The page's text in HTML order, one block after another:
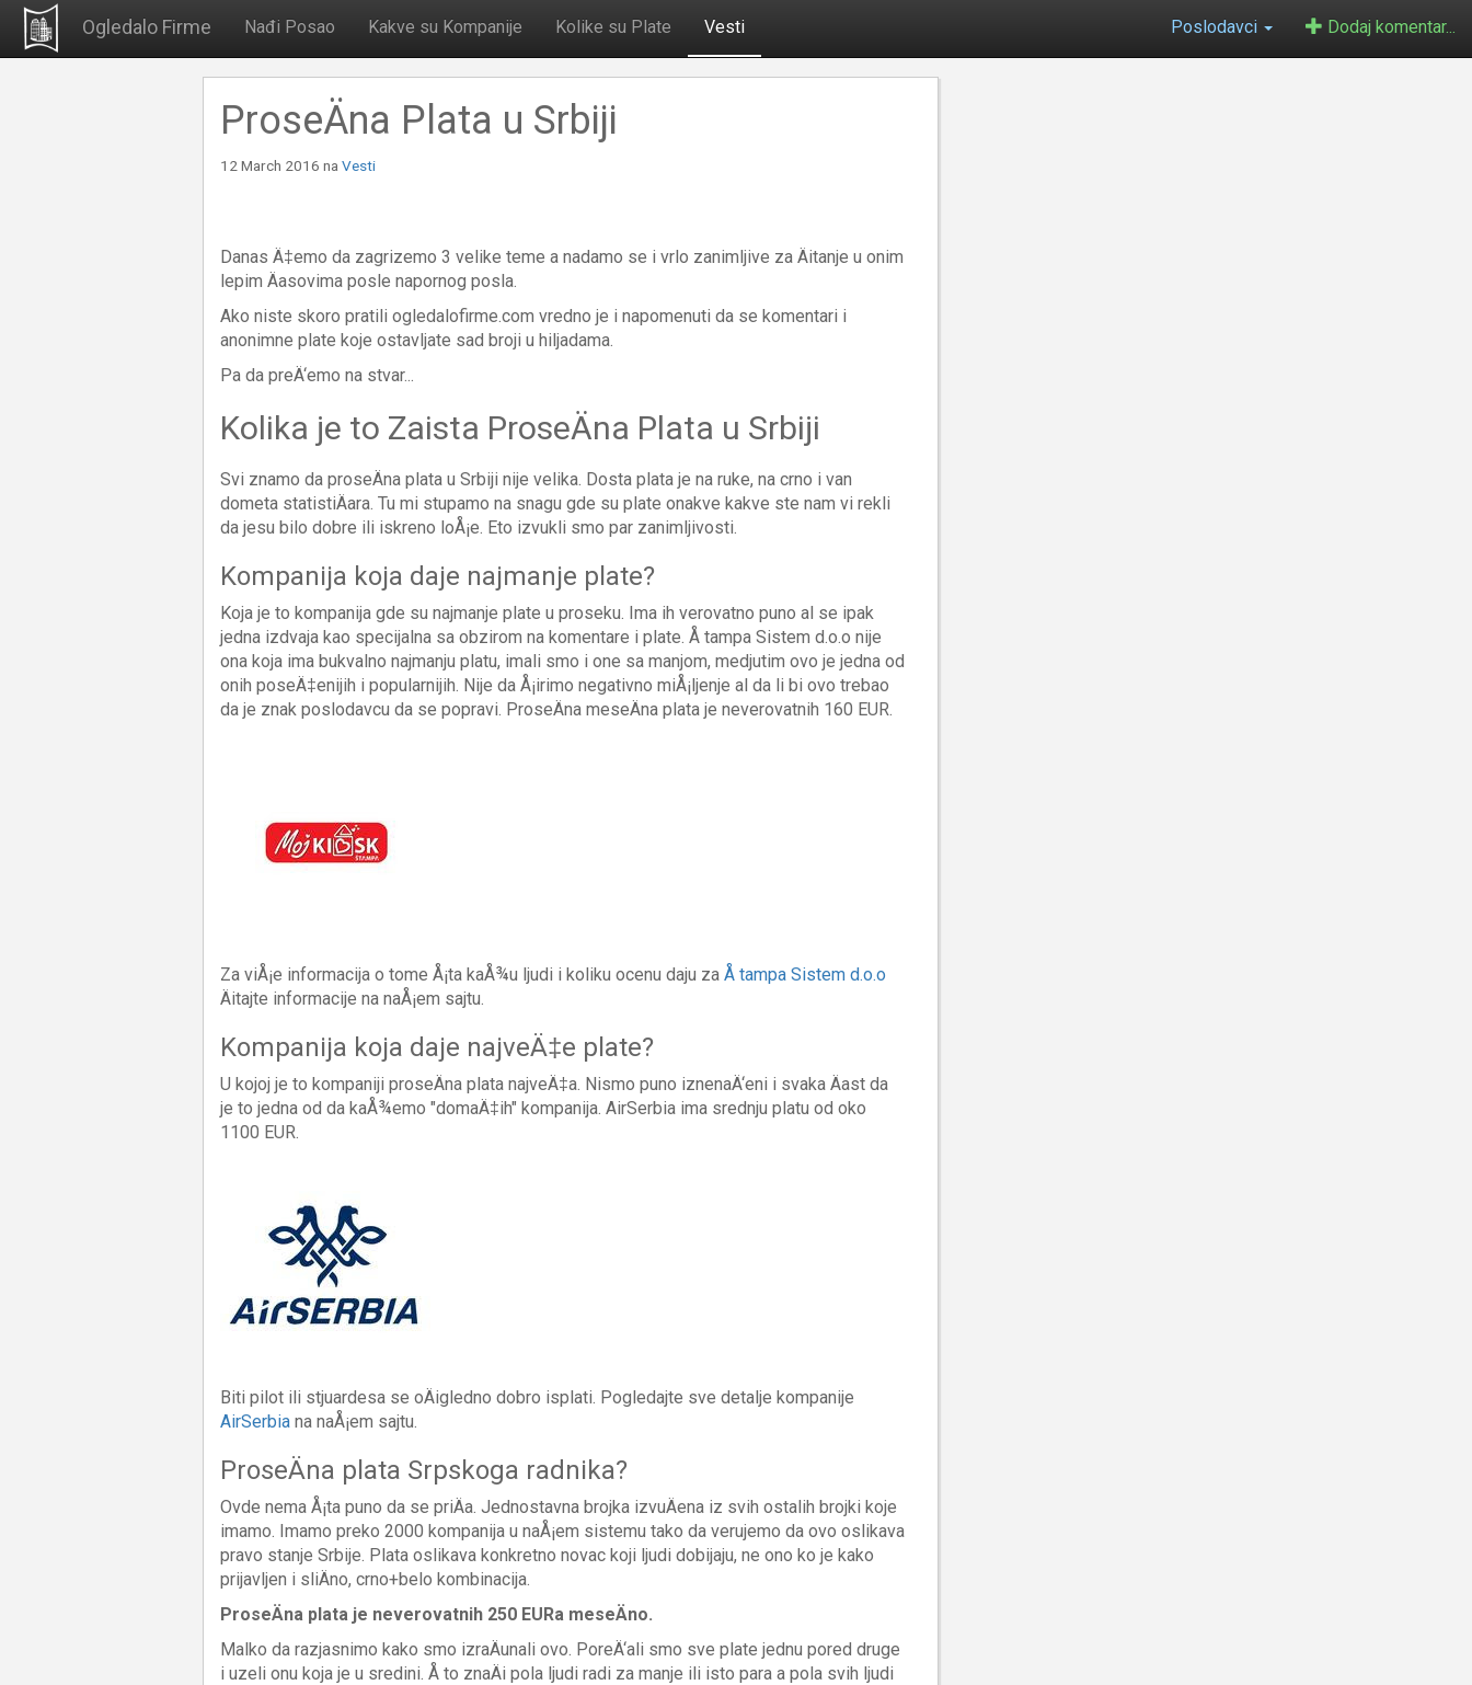
Ogledalo Firme Nađi Posao Kakve su Kompanije Kolike su Plate Vesti Poslodavci Dodaj komentar...
ProseÄna Plata u Srbiji
12 March 2016 na Vesti
Danas Ä‡emo da zagrizemo 3 velike teme a nadamo se i vrlo zanimljive za Äitanje u onim
lepim Äasovima posle napornog posla.
Ako niste skoro pratili ogledalofirme.com vredno je i napomenuti da se komentari i
anonimne plate koje ostavljate sad broji u hiljadama.
Pa da preÄ‘emo na stvar...
Kolika je to Zaista ProseÄna Plata u Srbiji
Svi znamo da proseÄna plata u Srbiji nije velika. Dosta plata je na ruke, na crno i van
dometa statistiÄara. Tu mi stupamo na snagu gde su plate onakve kakve ste nam vi rekli
da jesu bilo dobre ili iskreno loÅ¡e. Eto izvukli smo par zanimljivosti.
Kompanija koja daje najmanje plate?
Koja je to kompanija gde su najmanje plate u proseku. Ima ih verovatno puno al se ipak
jedna izdvaja kao specijalna sa obzirom na komentare i plate. Å tampa Sistem d.o.o nije
ona koja ima bukvalno najmanju platu, imali smo i one sa manjom, medjutim ovo je jedna od
onih poseÄ‡enijih i popularnijih. Nije da Å¡irimo negativno miÅ¡ljenje al da li bi ovo trebao
da je znak poslodavcu da se popravi. ProseÄna meseÄna plata je neverovatnih 160 EUR.
Za viÅ¡e informacija o tome Å¡ta kaÅ¾u ljudi i koliku ocenu daju za Å tampa Sistem d.o.o
Äitajte informacije na naÅ¡em sajtu.
Kompanija koja daje najveÄ‡e plate?
U kojoj je to kompaniji proseÄna plata najveÄ‡a. Nismo puno iznenaÄ‘eni i svaka Äast da
je to jedna od da kaÅ¾emo "domaÄ‡ih" kompanija. AirSerbia ima srednju platu od oko
1100 EUR.
Biti pilot ili stjuardesa se oÄigledno dobro isplati. Pogledajte sve detalje kompanije
AirSerbiana naÅ¡em sajtu.
ProseÄna plata Srpskoga radnika?
Ovde nema Å¡ta puno da se priÄa. Jednostavna brojka izvuÄena iz svih ostalih brojki koje
imamo. Imamo preko 2000 kompanija u naÅ¡em sistemu tako da verujemo da ovo oslikava
pravo stanje Srbije. Plata oslikava konkretno novac koji ljudi dobijaju, ne ono ko je kako
prijavljen i sliÄno, crno+belo kombinacija.
ProseÄna plata je neverovatnih 250 EURa meseÄno.
Malko da razjasnimo kako smo izraÄunali ovo. PoreÄ‘ali smo sve plate jednu pored druge
i uzeli onu koja je u sredini. Å to znaÄi pola ljudi radi za manje ili isto para a pola svih ljudi